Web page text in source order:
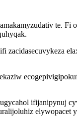
te. Fi
zacidasecuvykeza
ifijanipynuj
elywopacet